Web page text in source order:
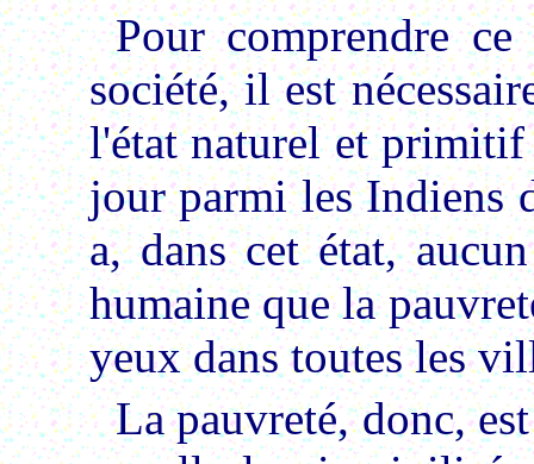
Pour comprendre
société, il est
l'état naturel et
jour parmi les Indiens
a, dans cet état,
humaine que la
yeux dans toutes les
La pauvreté, donc,